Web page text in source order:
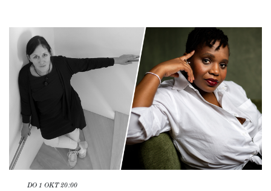
DO 1 OKT20:00